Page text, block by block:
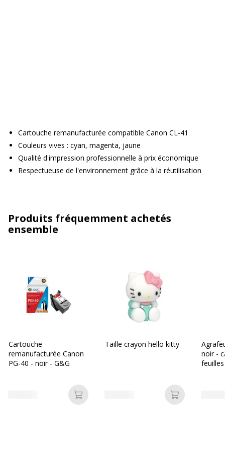
Cartouche remanufacturée compatible Canon CL-41
Couleurs vives : cyan, magenta, jaune
Qualité d'impression professionnelle à prix économique
Respectueuse de l'environnement grâce à la réutilisation
Produits fréquemment achetés
ensemble
Cartouche
remanufacturée Canon
PG-40 - noir - G&G
Ajouter au panier
Taille crayon hello kitty
Ajouter au
noir -